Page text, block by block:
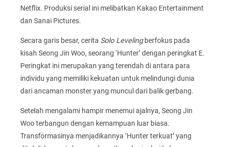
Netflix. Produksi serial ini melibatkan Kakao Entertainment
dan Sanai Pictures.
Secara garis besar, cerita Solo Levelingberfokus pada
kisah Seong Jin Woo, seorang ‘Hunter’ dengan peringkat E.
Peringkat ini merupakan yang terendah di antara para
individu yang memiliki kekuatan untuk melindungi dunia
dari ancaman monster yang muncul dari balik gerbang.
Setelah mengalami hampir menemui ajalnya, Seong Jin
Woo terbangun dengan kemampuan luar biasa.
Transformasinya menjadikannya ‘Hunter terkuat’ yang